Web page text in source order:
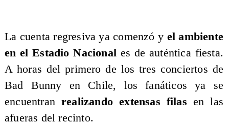
La cuenta regresiva ya comenzó y el ambiente
en el Estadio Nacional es de auténtica fiesta.
A horas del primero de los tres conciertos de
Bad Bunny en Chile, los fanáticos ya se
encuentranrealizando extensas filas en las
afueras del recinto.